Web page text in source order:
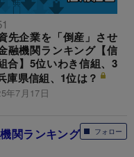
先企業を「倒産」させ
融機関ランキング【信
合】5位いわき信組、3
庫県信組、1位は？
年7月17日
フォロー
関ランキング